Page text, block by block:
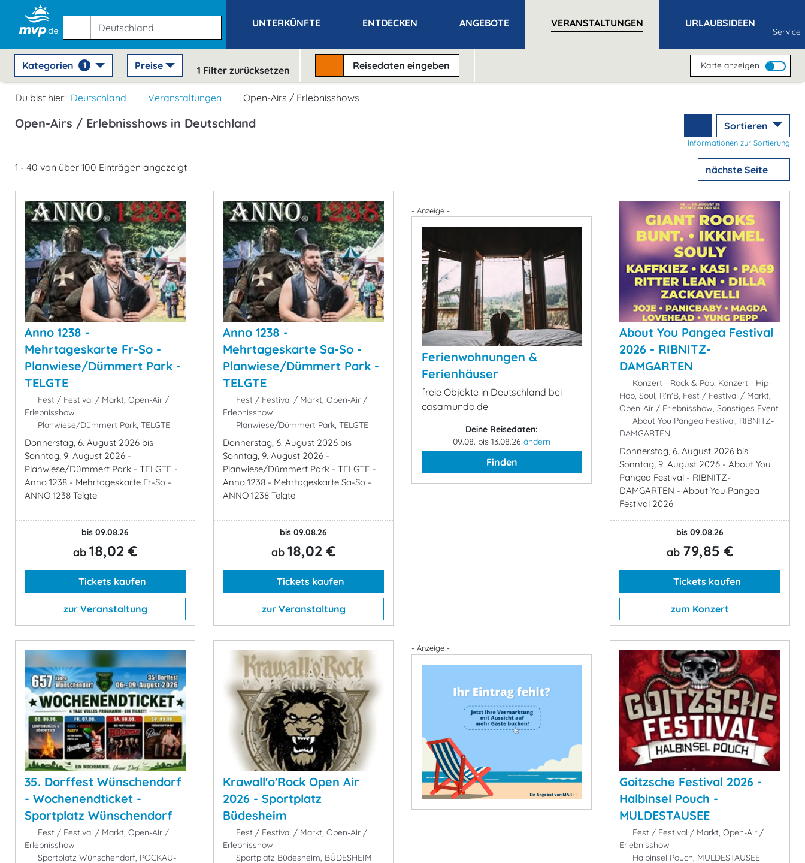
UNTERKÜNFTE ENTDECKEN ANGEBOTE VERANSTALTUNGEN URLAUBSIDEEN
Service
Kategorien 1 Preise 1 Filter zurücksetzen Reisedateneingeben Karte anzeigen
Du bist hier: Deutschland Veranstaltungen Open-Airs / Erlebnisshows
Open-Airs / Erlebnisshows in Deutschland Sortieren
Informationen zur Sortierung
1 - 40 von über 100 Einträgen angezeigt nächste Seite
Anno 1238 -
Mehrtageskarte Fr-So -
Planwiese/Dümmert Park -
TELGTE
Fest / Festival / Markt, Open-Air /
Erlebnisshow
Planwiese/Dümmert Park, TELGTE
Donnerstag, 6. August 2026 bis
Sonntag, 9. August 2026 -
Planwiese/Dümmert Park - TELGTE -
Anno 1238 - Mehrtageskarte Fr-So -
ANNO 1238 Telgte
bis 09.08.26
ab 18,02 €
Tickets kaufen
zur Veranstaltung
Anno 1238 -
Mehrtageskarte Sa-So -
Planwiese/Dümmert Park -
TELGTE
Fest / Festival / Markt, Open-Air /
Erlebnisshow
Planwiese/Dümmert Park, TELGTE
Donnerstag, 6. August 2026 bis
Sonntag, 9. August 2026 -
Planwiese/Dümmert Park - TELGTE -
Anno 1238 - Mehrtageskarte Sa-So -
ANNO 1238 Telgte
bis 09.08.26
ab 18,02 €
Tickets kaufen
zur Veranstaltung
- Anzeige -
Ferienwohnungen &
Ferienhäuser
freie Objekte in Deutschland bei
casamundo.de
Deine Reisedaten:
09.08. bis 13.08.26 ändern
Finden
About You Pangea Festival
2026 - RIBNITZ-
DAMGARTEN
Konzert - Rock & Pop, Konzert - Hip-
Hop, Soul, R'n'B, Fest / Festival / Markt,
Open-Air / Erlebnisshow, Sonstiges Event
About You Pangea Festival, RIBNITZ-
DAMGARTEN
Donnerstag, 6. August 2026 bis
Sonntag, 9. August 2026 - About You
Pangea Festival - RIBNITZ-
DAMGARTEN - About You Pangea
Festival 2026
bis 09.08.26
ab 79,85 €
Tickets kaufen
zum Konzert
35. Dorffest Wünschendorf
- Wochenendticket -
Sportplatz Wünschendorf
Fest / Festival / Markt, Open-Air /
Erlebnisshow
Sportplatz Wünschendorf, POCKAU-
Krawall'o'Rock Open Air
2026 - Sportplatz
Büdesheim
Fest / Festival / Markt, Open-Air /
Erlebnisshow
Sportplatz Büdesheim, BÜDESHEIM
- Anzeige -
Goitzsche Festival 2026 -
Halbinsel Pouch -
MULDESTAUSEE
Fest / Festival / Markt, Open-Air /
Erlebnisshow
Halbinsel Pouch, MULDESTAUSEE